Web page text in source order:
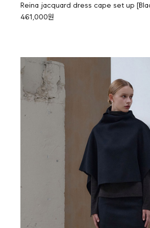
Reina jacquard dress cape set up
461,000원